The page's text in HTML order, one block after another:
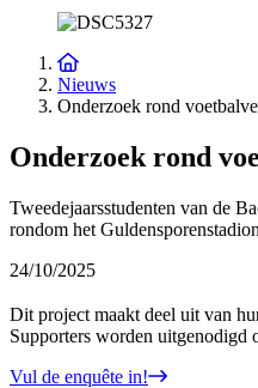
Nieuws
Onderzoek rond
Onderzoek rond
Tweedejaarsstudenten van de
rondom het
24/10/2025
Dit project maakt deel uit van
Supporters worden uitgenodigd
Vul de enquête in!